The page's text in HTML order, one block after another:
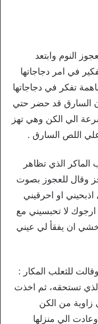
النوم وابتعد
في امر دجاجاتها
تفكر في دجاجاتها
السارق قد حضر حتي
الي الكن وهي تهز
علي اللص السارق .
الذي تظاهر
وقال للعجوز بصوت
او احرقيني
لا تحبسيني مع
ان يفقأ لي عيني
للثعلب المكار :
تستحقه، ثم اخذت
زاوية من الكن
الي منزلها